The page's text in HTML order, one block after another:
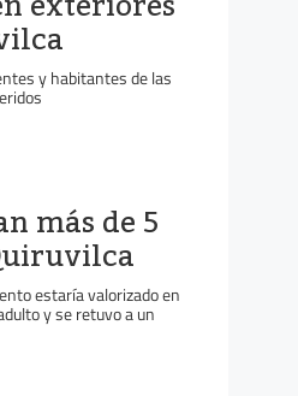
y habitantes de las
más de 5
estaría valorizado en
y se retuvo a un